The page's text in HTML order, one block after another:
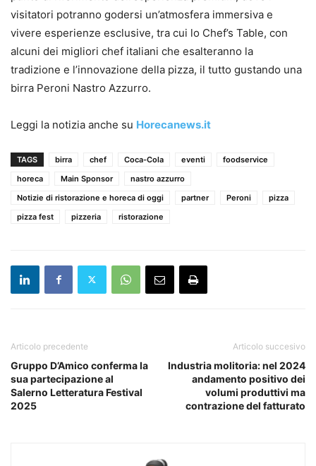
visitatori potranno godersi un’atmosfera immersiva e
vivere esperienze esclusive, tra cui lo Chef’s Table, con
alcuni dei migliori chef italiani che esalteranno la
tradizione e l’innovazione della pizza, il tutto gustando una
birra Peroni Nastro Azzurro.
Leggi la notizia anche su Horecanews.it
TAGS birra chef Coca-Cola eventi
foodservice
horeca
Main Sponsor
nastro azzurro
Notizie di ristorazione e horeca di oggi
partner Peroni
pizza
pizza fest
pizzeria ristorazione
Articolo precedente
Gruppo D’Amico conferma la
sua partecipazione al
Salerno Letteratura Festival
2025
Articolo succesivo
Industria molitoria: nel 2024
andamento positivo dei
volumi produttivi ma
contrazione del fatturato